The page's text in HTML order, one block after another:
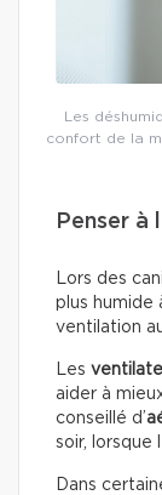
Les
confort de la
Penser à
Lors des
plus humide
ventilation
Les
aider à
conseillé d’
soir, lorsque
Dans